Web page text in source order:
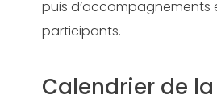
puis d’accompagnements
participants.
Calendrier de la